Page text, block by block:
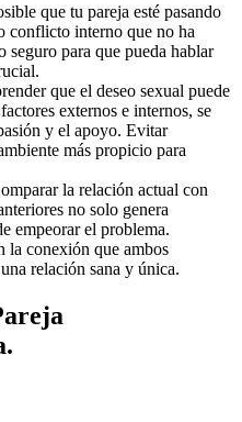
que tu pareja esté pasando
conflicto interno que no ha
seguro para que pueda hablar
que el deseo sexual puede
externos e internos, se
y el apoyo. Evitar
más propicio para
la relación actual con
no solo genera
empeorar el problema.
la conexión que ambos
relación sana y única.